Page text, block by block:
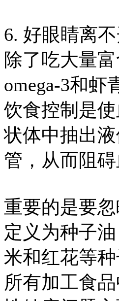
6. 好眼睛离
除了吃大量
omega-3和
饮食控制是
状体中抽出
管，从而阻碍
重要的是要
定义为种子
米和红花等
所有加工食